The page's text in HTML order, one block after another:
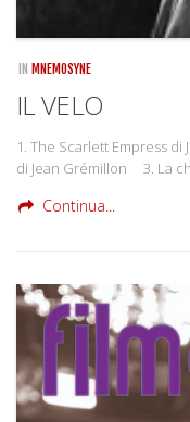
IN MNEMOSYNE
IL VELO
1. The Scarlett Empress
di Jean Grémillon 3. La
Continua...